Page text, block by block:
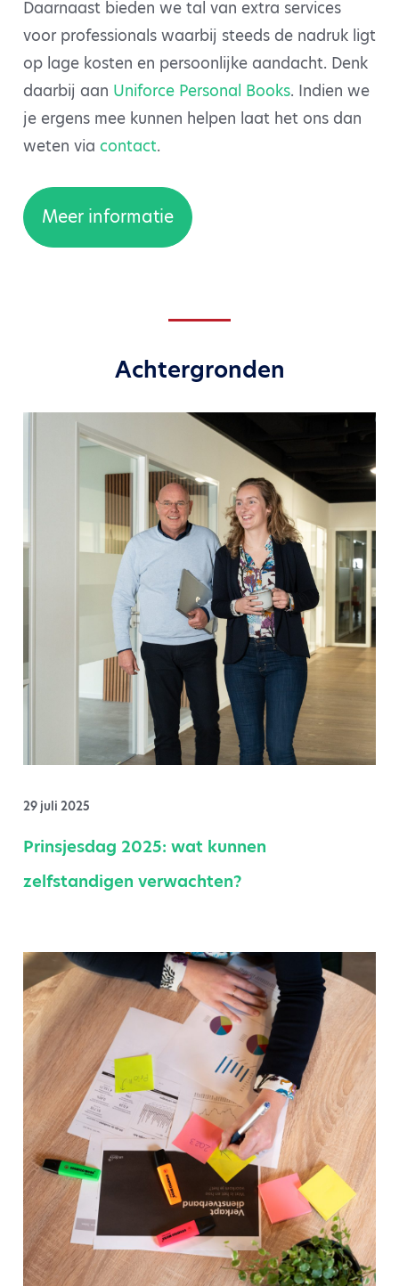
Daarnaast bieden we tal van extra services
voor professionals waarbij steeds de nadruk ligt
op lage kosten en persoonlijke aandacht. Denk
daarbij aan Uniforce Personal Books. Indien we
je ergens mee kunnen helpen laat het ons dan
weten via contact.
Meer informatie
Achtergronden
29 juli 2025
Prinsjesdag 2025: wat kunnen
zelfstandigen verwachten?